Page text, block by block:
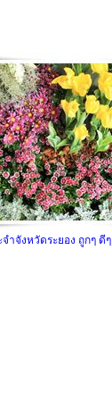
ำจังหวัดระยอง ถูกๆ ดีๆ